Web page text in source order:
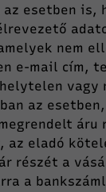
esetben is,
nem
e-mail cím,
vagy
az
áru
eladó
részét a
a